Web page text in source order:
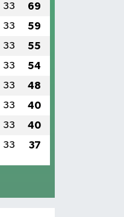
33 69
33 59
33 55
33 54
33 48
33 40
33 40
33 37